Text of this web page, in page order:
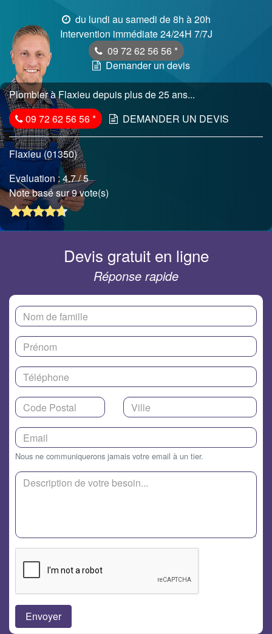
du lundi au samedi de 8h à 20h
Intervention immédiate 24/24H 7/7J
09 72 62 56 56 *
Demander un devis
Plombier à Flaxieu depuis plus de 25 ans...
09 72 62 56 56* DEMANDER UN DEVIS
Flaxieu (01350)
Evaluation :4.7/ 5
Note basé sur 9 vote(s)
Devis gratuit en ligne
Réponse rapide
Nous ne communiquerons jamais votre email à un tier.